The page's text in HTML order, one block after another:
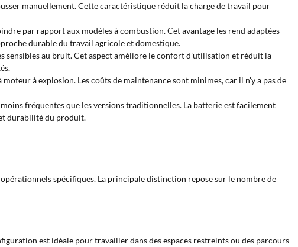
manuellement. Cette caractéristique réduit la charge de travail pour
par rapport aux modèles à combustion. Cet avantage les rend adaptées
durable du travail agricole et domestique.
sensibles au bruit. Cet aspect améliore le confort d'utilisation et réduit la
à explosion. Les coûts de maintenance sont minimes, car il n'y a pas de
fréquentes que les versions traditionnelles. La batterie est facilement
durabilité du produit.
spécifiques. La principale distinction repose sur le nombre de
est idéale pour travailler dans des espaces restreints ou des parcours